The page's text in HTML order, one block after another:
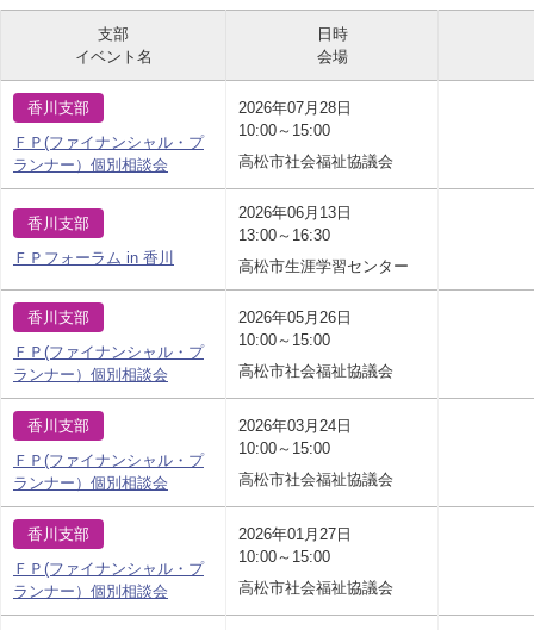
支部
イベント名
日時
会場
香川支部
ＦＰ(ファイナンシャル・プ
ランナー）個別相談会
2026年07月28日
10:00～15:00
高松市社会福祉協議会
香川支部
ＦＰフォーラム in 香川
2026年06月13日
13:00～16:30
高松市生涯学習センター
香川支部
ＦＰ(ファイナンシャル・プ
ランナー）個別相談会
2026年05月26日
10:00～15:00
高松市社会福祉協議会
香川支部
ＦＰ(ファイナンシャル・プ
ランナー）個別相談会
2026年03月24日
10:00～15:00
高松市社会福祉協議会
香川支部
ＦＰ(ファイナンシャル・プ
ランナー）個別相談会
2026年01月27日
10:00～15:00
高松市社会福祉協議会